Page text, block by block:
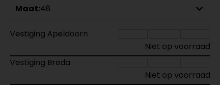
Maat:48
Vestiging Apeldoorn
Niet op voorraad
Vestiging Breda
Niet op voorraad